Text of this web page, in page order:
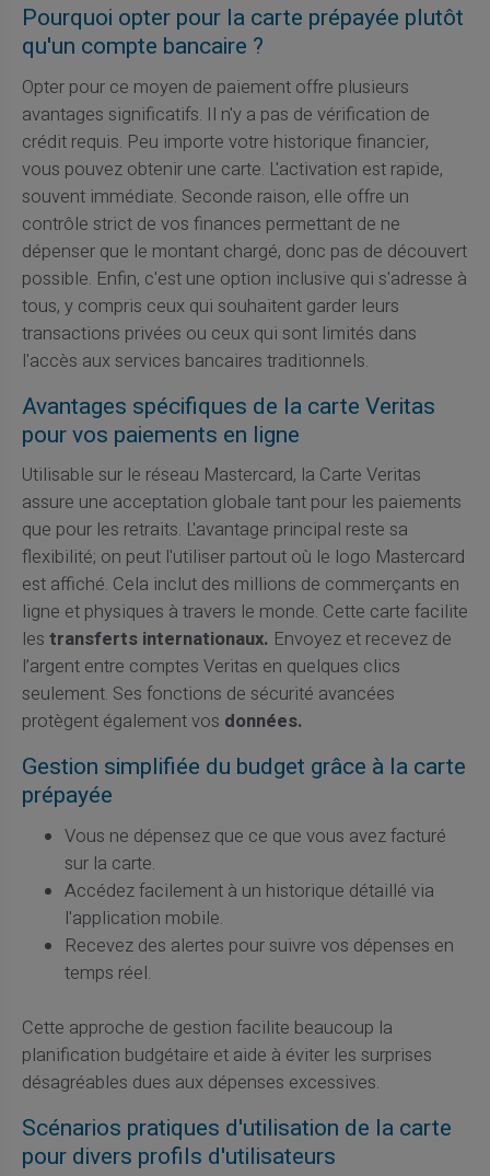
Pourquoi opter pour la carte prépayée plutôt
qu'un compte bancaire ?
Opter pour ce moyen de paiement offre plusieurs
avantages significatifs. Il n'y a pas de vérification de
crédit requis. Peu importe votre historique financier,
vous pouvez obtenir une carte. L'activation est rapide,
souvent immédiate. Seconde raison, elle offre un
contrôle strict de vos finances permettant de ne
dépenser que le montant chargé, donc pas de découvert
possible. Enfin, c'est une option inclusive qui s'adresse à
tous, y compris ceux qui souhaitent garder leurs
transactions privées ou ceux qui sont limités dans
l'accès aux services bancaires traditionnels.
Avantages spécifiques de la carte Veritas
pour vos paiements en ligne
Utilisable sur le réseau Mastercard, la Carte Veritas
assure une acceptation globale tant pour les paiements
que pour les retraits. L'avantage principal reste sa
flexibilité; on peut l'utiliser partout où le logo Mastercard
est affiché. Cela inclut des millions de commerçants en
ligne et physiques à travers le monde. Cette carte facilite
les transferts internationaux. Envoyez et recevez de
l’argent entre comptes Veritas en quelques clics
seulement. Ses fonctions de sécurité avancées
protègent également vos données.
Gestion simplifiée du budget grâce à la carte
prépayée
Vous ne dépensez que ce que vous avez facturé
sur la carte.
Accédez facilement à un historique détaillé via
l'application mobile.
Recevez des alertes pour suivre vos dépenses en
temps réel.
Cette approche de gestion facilite beaucoup la
planification budgétaire et aide à éviter les surprises
désagréables dues aux dépenses excessives.
Scénarios pratiques d'utilisation de la carte
pour divers profils d'utilisateurs